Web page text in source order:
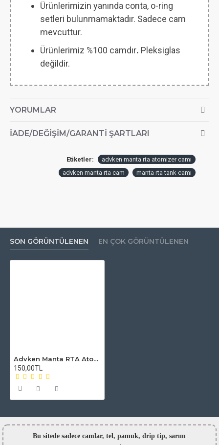
Ürünlerimizin yanında conta, o-ring
setleri bulunmamaktadır. Sadece cam
mevcuttur.
Ürünlerimiz %100 camdır. Pleksiglas
değildir.
YORUMLAR
İADE/DEĞIŞIM/GARANTI ŞARTLARI
Etiketler:
advken manta rta atomizer camı
advken manta rta cam
manta rta tank camı
SON GÖRÜNTÜLENEN EN ÇOK GÖRÜNTÜLENEN
Advken Manta RTA Atomizer Camı
150,00TL
Bu sitede sadece camlar, tel, pamuk, drip tip, sarım